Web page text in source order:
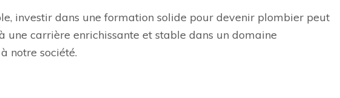
investir dans une formation solide pour devenir plombier peut
une carrière enrichissante et stable dans un domaine
notre société.